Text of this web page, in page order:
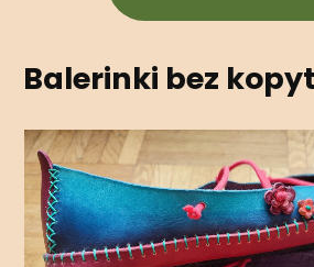
Balerinki bez kopyt